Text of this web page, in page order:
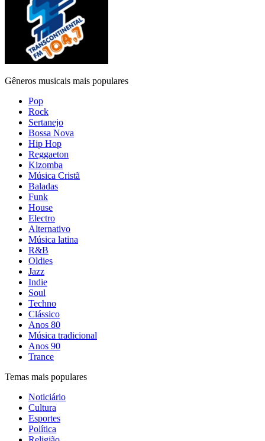
Gêneros musicais mais populares
Pop
Rock
Sertanejo
Bossa Nova
Hip Hop
Reggaeton
Kizomba
Música Cristã
Baladas
Funk
House
Electro
Alternativo
Música latina
R&B
Oldies
Jazz
Indie
Soul
Techno
Clássico
Anos 80
Música tradicional
Anos 90
Trance
Temas mais populares
Noticiário
Cultura
Esportes
Política